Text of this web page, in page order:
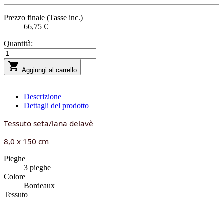
Prezzo finale (Tasse inc.)
66,75 €
Quantità:
 Aggiungi al carrello
Descrizione
Dettagli del prodotto
Tessuto seta/lana delavè
8,0 x 150 cm
Pieghe
3 pieghe
Colore
Bordeaux
Tessuto